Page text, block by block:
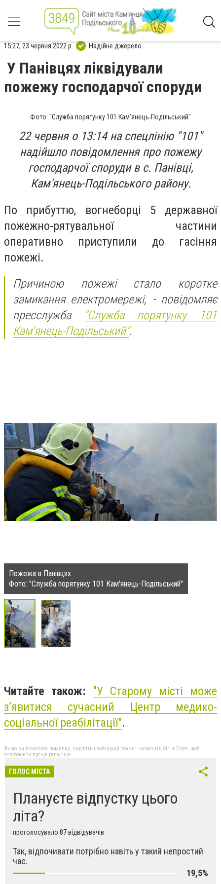
15:27, 23 червня 2022 р. Надійне джерело
У Панівцях ліквідували
пожежу господарчої споруди
Фото: "Служба порятунку 101 Кам'янець-Подільський"
22 червня о 13:14 на спецлінію "101"
надійшло повідомлення про пожежу
господарчої споруди в с. Панівці,
Кам'янець-Подільського району.
По прибуттю, вогнеборці 5 державної
пожежно-рятувальної частини
оперативно приступили до гасіння
пожежі.
Причиною пожежі стало коротке
замикання електромережі, - повідомляє
пресслужба
"Служба порятунку 101
Кам'янець-Подільський".
Пожежа в Панівцях
Фото: "Служба порятунку 101 Кам'янець-Подільський"
Читайте також: "У Старому місті може
з’явитися сучасний Центр медико-
соціальної реабілітації".
Якщо ви помітили помилку, виділіть необхідний текст і натисніть Ctrl + Enter, щоб
повідомити про це редакцію
ГОЛОС МІСТА
Плануєте відпустку цього
літа?
проголосувало 87 відвідувачів
Так, відпочивати потрібно навіть у такий непростий
час.
19,5%